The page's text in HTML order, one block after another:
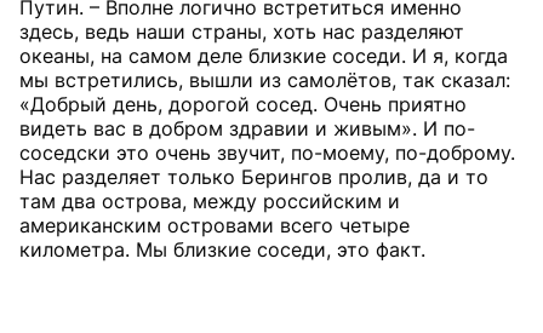
Путин. – Вполне логично встретиться именно
здесь, ведь наши страны, хоть нас разделяют
океаны, на самом деле близкие соседи. И я, когда
мы встретились, вышли из самолётов, так сказал:
«Добрый день, дорогой сосед. Очень приятно
видеть вас в добром здравии и живым». И по-
соседски это очень звучит, по-моему, по-доброму.
Нас разделяет только Берингов пролив, да и то
там два острова, между российским и
американским островами всего четыре
километра. Мы близкие соседи, это факт.